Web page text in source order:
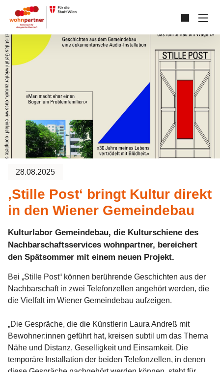
Zum Hauptinhalt springen
Skip to page footer
28.08.2025
‚Stille Post‘ bringt Kultur direkt
in den Wiener Gemeindebau
Kulturlabor Gemeindebau, die Kulturschiene des
Nachbarschaftsservices wohnpartner, bereichert
den Spätsommer mit einem neuen Projekt.
Bei „Stille Post“ können berührende Geschichten aus der
Nachbarschaft in zwei Telefonzellen angehört werden, die
die Vielfalt im Wiener Gemeindebau aufzeigen.
„Die Gespräche, die die Künstlerin Laura Andreß mit
Bewohner:innen geführt hat, kreisen subtil um das Thema
Nähe und Distanz, Geselligkeit und Einsamkeit. Die
temporäre Installation der beiden Telefonzellen, in denen